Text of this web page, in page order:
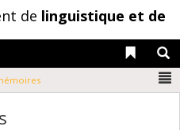
de linguistique et de
Liens